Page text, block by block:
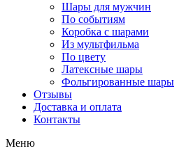
Шары для мужчин
По событиям
Коробка с шарами
Из мультфильма
По цвету
Латексные шары
Фольгированные шары
Отзывы
Доставка и оплата
Контакты
Меню